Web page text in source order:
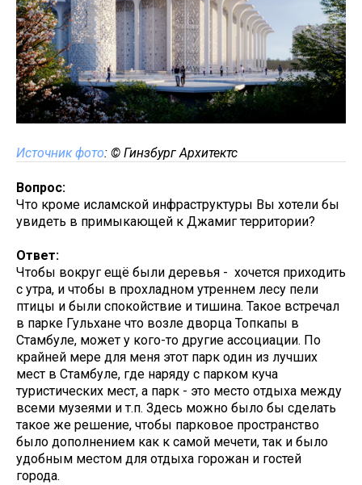
Источник фото: © Гинзбург Архитектс
Вопрос:
Что кроме исламской инфраструктуры Вы хотели бы
увидеть в примыкающей к Джамиг территории?
Ответ:
Чтобы вокруг ещё были деревья - хочется приходить
с утра, и чтобы в прохладном утреннем лесу пели
птицы и были спокойствие и тишина. Такое встречал
в парке Гульхане что возле дворца Топкапы в
Стамбуле, может у кого-то другие ассоциации. По
крайней мере для меня этот парк один из лучших
мест в Стамбуле, где наряду с парком куча
туристических мест, а парк - это место отдыха между
всеми музеями и т.п. Здесь можно было бы сделать
такое же решение, чтобы парковое пространство
было дополнением как к самой мечети, так и было
удобным местом для отдыха горожан и гостей
города.